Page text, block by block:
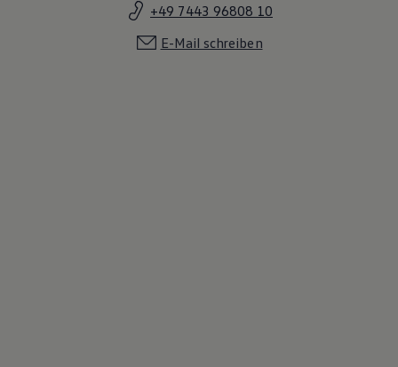
+49 7443 96808 10
E-Mail schreiben